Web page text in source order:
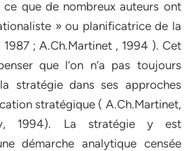
que de nombreux auteurs ont
» ou planificatrice de la
; A.Ch.Martinet , 1994 ). Cet
que l‘on n‘a pas toujours
stratégie dans ses approches
stratégique ( A.Ch.Martinet,
1994). La stratégie y est
démarche analytique censée